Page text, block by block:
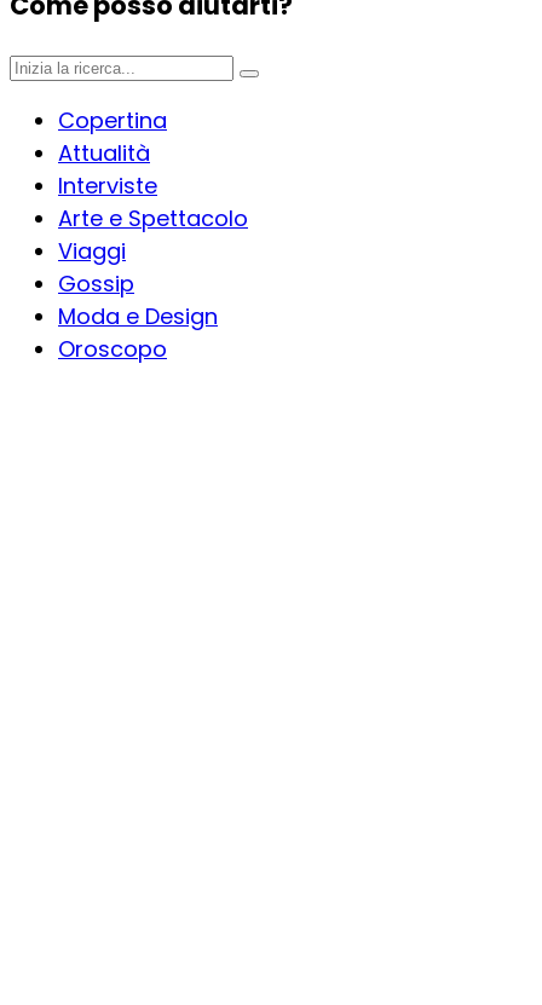
Copertina
Attualità
Interviste
Arte e Spettacolo
Viaggi
Gossip
Moda e Design
Oroscopo